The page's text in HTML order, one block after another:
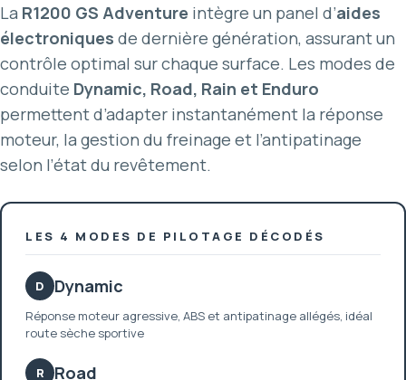
La R1200 GS Adventure intègre un panel d’aides
électroniques de dernière génération, assurant un
contrôle optimal sur chaque surface. Les modes de
conduite Dynamic, Road, Rain et Enduro
permettent d’adapter instantanément la réponse
moteur, la gestion du freinage et l’antipatinage
selon l’état du revêtement.
LES 4 MODES DE PILOTAGE DÉCODÉS
D Dynamic
Réponse moteur agressive, ABS et antipatinage allégés, idéal
route sèche sportive
R Road